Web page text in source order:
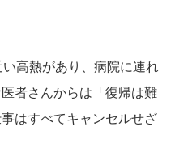
高熱があり、病院に連れ
者さんからは「復帰は難
はすべてキャンセルせざ